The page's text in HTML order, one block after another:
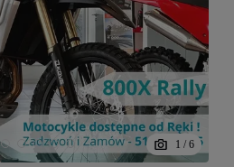
1 / 6